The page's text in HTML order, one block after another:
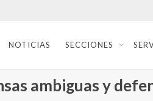
NOTICIAS SECCIONES
ambiguas y